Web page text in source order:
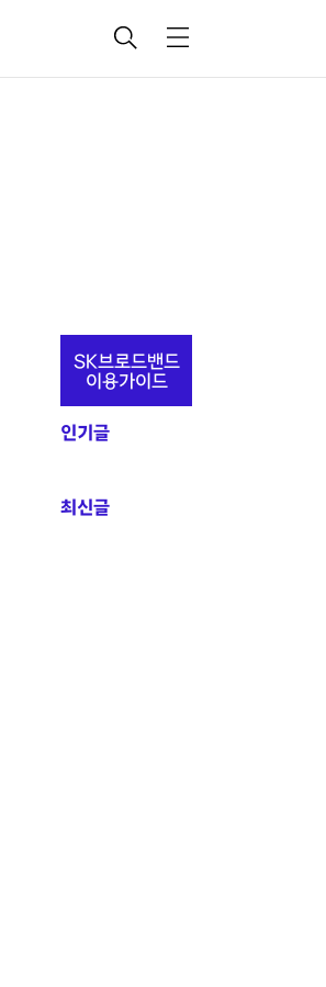
검
메
추
정
보
SK브로드밴드
이용가이드
인기글
최신글